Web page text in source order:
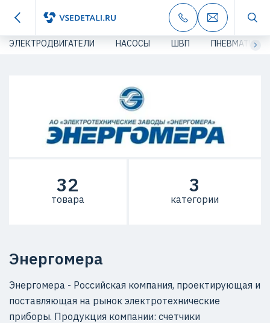
ЭЛЕКТРОДВИГАТЕЛИ НАСОСЫ ШВП ПНЕВМАТИКА
Энергомера
Энергомера - Российская компания, проектирующая и
поставляющая на рынок электротехнические
приборы. Продукция компании: счетчики
32
товара
3
категории